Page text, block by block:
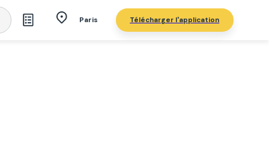
Paris Télécharger l'application